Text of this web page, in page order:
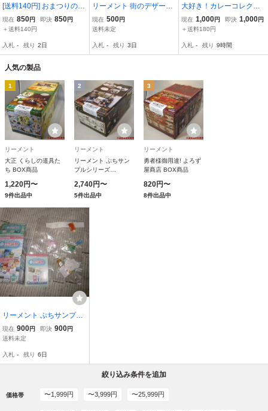
[送料140円] おまつりの思
い出 夏の夜市 「⑥「ひと
口ちょうだい」が合言
現在 850円 即決 850円
＋送料140円
入札 - 残り 2日
リーメント 街のデザート
屋さん2 プリン・ア・
ラ・モード ぷちサンプル
現在 500円
送料未定
入札 - 残り 3日
大好き！カレーコレクシ
ョン 2種セット 目玉焼き
カレー カツカレー ぷちサ
ト Re-MeNT サンプル ガ
現在 1,000円 即決 1,000円
＋送料180円
入札 - 残り 9時間
人気の製品
1
リーメント
大正 くらしの道具た
ち BOX商品
1,220円〜
9件出品中
2
リーメント
リーメント ぷちサン
プルシリーズ
SHOP BOX商品 全8
種 8個入り
2,740円〜
5件出品中
3
リーメント
勇者様御用達! よろず
屋商店 BOX商品
820円〜
8件出品中
リーメント ぷちサンプル
シリーズ わたしの街のぷ
ち薬局 箱マークあり 2
ム
現在 900円 即決 900円
送料未定
入札 - 残り 6日
絞り込み条件を追加
価格帯 〜1,999円 〜3,999円 〜25,999円